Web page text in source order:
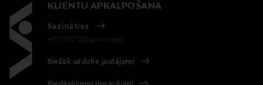
KLIENTU APKALPOŠANA
Sazināties
+371 67071222(pvm/mpm)
Biežāk uzdotie jautājumi